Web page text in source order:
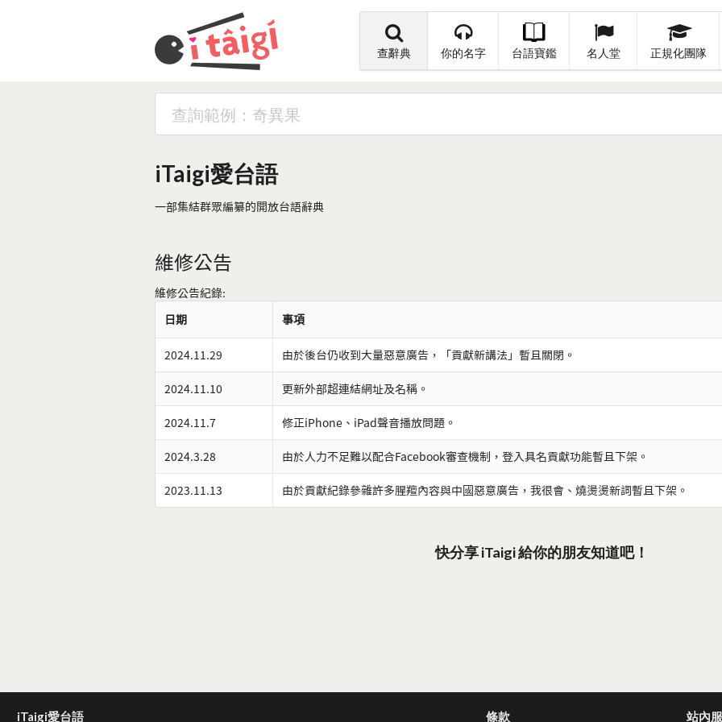
查辭典 你的名字 台語寶鑑 名人堂 正規化團隊
iTaigi愛台語
一部集結群眾編纂的開放台語辭典
維修公告
維修公告紀錄:
日期
事項
2024.11.29 由於後台仍收到大量惡意廣告，「貢獻新講法」暫且關閉。
2024.11.10 更新外部超連結網址及名稱。
2024.11.7 修正iPhone、iPad聲音播放問題。
2024.3.28 由於人力不足難以配合Facebook審查機制，登入具名貢獻功能暫且下架。
2023.11.13 由於貢獻紀錄參雜許多腥羶內容與中國惡意廣告，我很會、燒燙燙新詞暫且下架。
快分享 iTaigi 給你的朋友知道吧！
iTaigi愛台語 條款 站內